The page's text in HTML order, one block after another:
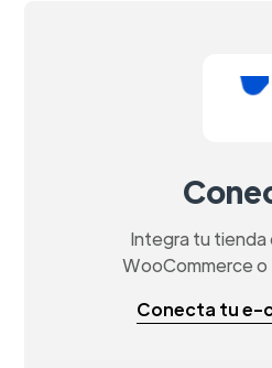
Integra tu tienda
WooCommerce
Conecta tu e-